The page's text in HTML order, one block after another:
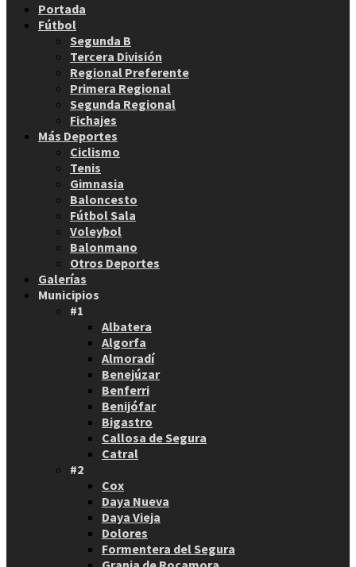
Portada
Fútbol
Segunda B
Tercera División
Regional Preferente
Primera Regional
Segunda Regional
Fichajes
Más Deportes
Ciclismo
Tenis
Gimnasia
Baloncesto
Fútbol Sala
Voleybol
Balonmano
Otros Deportes
Galerías
Municipios
#1
Albatera
Algorfa
Almoradí
Benejúzar
Benferri
Benijófar
Bigastro
Callosa de Segura
Catral
#2
Cox
Daya Nueva
Daya Vieja
Dolores
Formentera del Segura